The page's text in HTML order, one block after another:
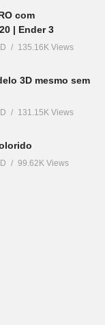
com
| Ender 3
135.16K Views
3D mesmo sem
131.15K Views
99.62K Views